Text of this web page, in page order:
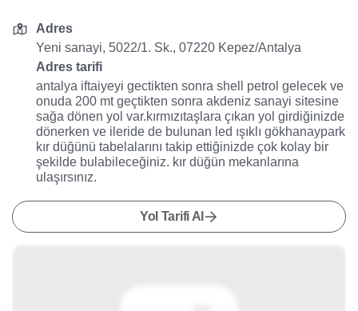
Adres
Yeni sanayi, 5022/1. Sk., 07220 Kepez/Antalya
Adres tarifi
antalya iftaiyeyi gectikten sonra shell petrol gelecek ve
onuda 200 mt geçtikten sonra akdeniz sanayi sitesine
sağa dönen yol var.kırmızıtaşlara çıkan yol girdiğinizde
dönerken ve ileride de bulunan led ışıklı gökhanaypark
kır düğünü tabelalarını takip ettiğinizde çok kolay bir
şekilde bulabileceğiniz. kır düğün mekanlarına
ulaşırsınız.
Yol Tarifi Al